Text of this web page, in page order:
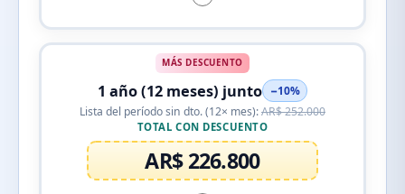
MÁS DESCUENTO
1 año (12 meses) junto −10%
Lista del período sin dto. (12× mes):AR$ 252.000
TOTAL CON DESCUENTO
AR$ 226.800